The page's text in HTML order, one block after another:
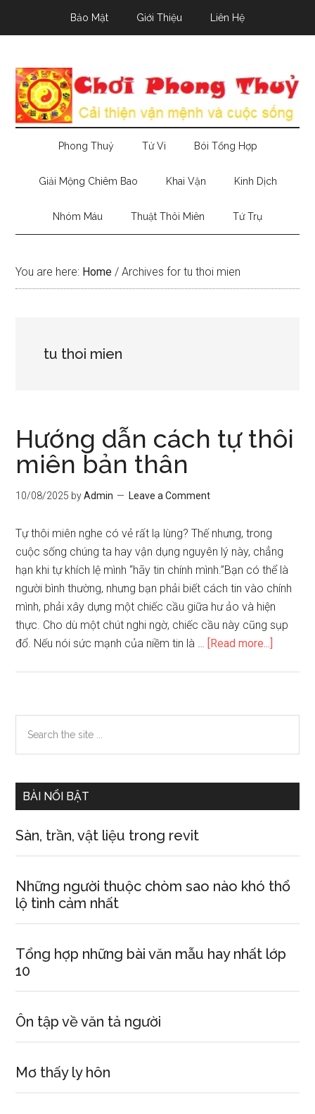
Bảo Mật Giới Thiệu Liên Hệ
Phong Thuỷ Tử Vi Bói Tổng Hợp
Giải Mộng Chiêm Bao Khai Vận Kinh Dịch
Nhóm Máu Thuật Thôi Miên Tứ Trụ
You are here: Home / Archives for tu thoi mien
tu thoi mien
Hướng dẫn cách tự thôi
miên bản thân
10/08/2025 byAdmin Leave a Comment
Tự thôi miên nghe có vẻ rất lạ lùng? Thế nhưng, trong
cuộc sống chúng ta hay vận dụng nguyên lý này, chẳng
hạn khi tự khích lệ mình “hãy tin chính mình.”Bạn có thể là
người bình thường, nhưng bạn phải biết cách tin vào chính
mình, phải xây dựng một chiếc cầu giữa hư ảo và hiện
thực. Cho dù một chút nghi ngờ, chiếc cầu này cũng sụp
đổ. Nếu nói sức mạnh của niềm tin là … [Read more...]
tự
miên
Primary
Sidebar
the
BÀI NỔI BẬT
Sàn, trần, vật liệu trong revit
Những người thuộc chòm sao nào khó thổ
lộ tình cảm nhất
Tổng hợp những bài văn mẫu hay nhất lớp
10
Ôn tập về văn tả người
Mơ thấy ly hôn